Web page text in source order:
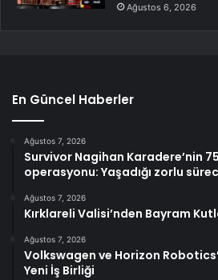
Ağustos 6, 2026
En Güncel Haberler
Ağustos 7, 2026
Survivor Nagihan Karadere’nin
operasyonu: Yaşadığı zorlu
Ağustos 7, 2026
Kırklareli Valisi’nden Bayram
Ağustos 7, 2026
Volkswagen ve Horizon
Yeni İş Birliği